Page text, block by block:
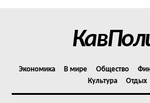
Экономика В мире Общество
Культура
Отдых